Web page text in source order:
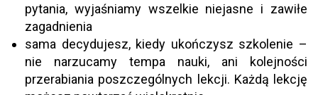
pytania, wyjaśniamy wszelkie niejasne i zawiłe
zagadnienia
sama decydujesz, kiedy ukończysz szkolenie –
nie narzucamy tempa nauki, ani kolejności
przerabiania poszczególnych lekcji. Każdą lekcję